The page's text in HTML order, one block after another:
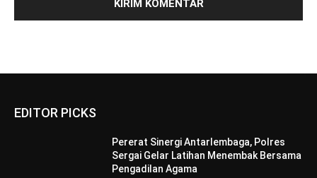
EDITOR PICKS
Pererat Sinergi Antarlembaga, Polres
Sergai Gelar Latihan Menembak Bersama
Pengadilan Agama